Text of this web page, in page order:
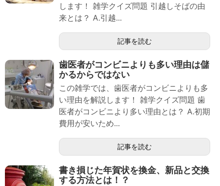
します！ 雑学クイズ問題 引越しそばの由
来とは？ A.引越...
記事を読む
歯医者がコンビニよりも多い理由は儲
かるからではない
この雑学では、歯医者がコンビニよりも多
い理由を解説します！ 雑学クイズ問題 歯
医者がコンビニより多い理由とは？ A.初期
費用が安いため...
記事を読む
書き損じた年賀状を換金、新品と交換
する方法とは！？